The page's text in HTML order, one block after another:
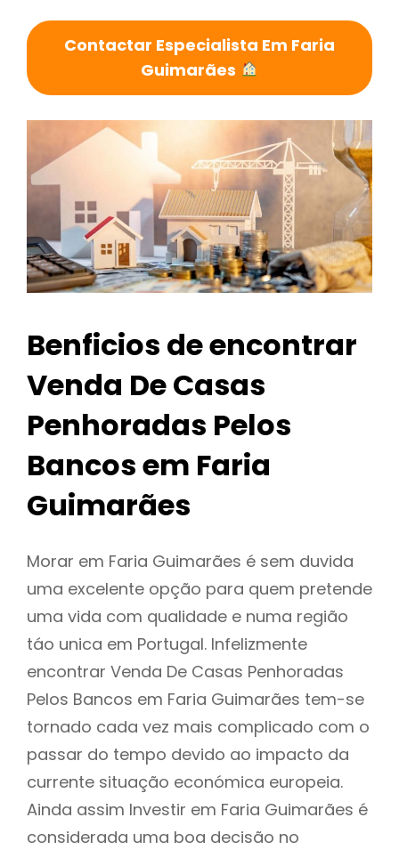
Contactar Especialista Em Faria
Guimarães
Benficios de encontrar
Venda De Casas
Penhoradas Pelos
Bancos em Faria
Guimarães
Morar em Faria Guimarães é sem duvida
uma excelente opção para quem pretende
uma vida com qualidade e numa região
táo unica em Portugal. Infelizmente
encontrar Venda De Casas Penhoradas
Pelos Bancos em Faria Guimarães tem-se
tornado cada vez mais complicado com o
passar do tempo devido ao impacto da
currente situação económica europeia.
Ainda assim Investir em Faria Guimarães é
considerada uma boa decisão no